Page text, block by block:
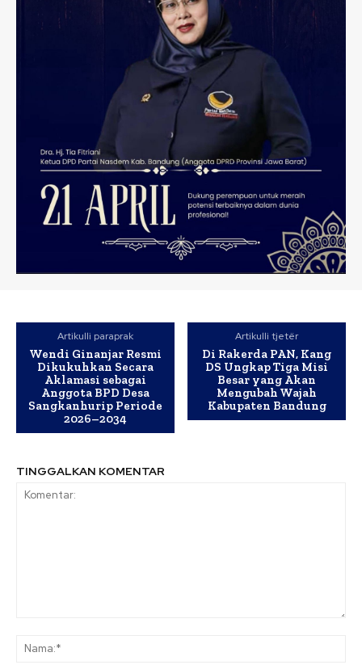
Artikulli paraprak
Wendi Ginanjar Resmi
Dikukuhkan Secara
Aklamasi sebagai
Anggota BPD Desa
Sangkanhurip Periode
2026–2034
Artikulli tjetër
Di Rakerda PAN, Kang
DS Ungkap Tiga Misi
Besar yang Akan
Mengubah Wajah
Kabupaten Bandung
TINGGALKAN KOMENTAR